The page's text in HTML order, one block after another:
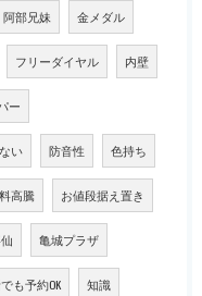
阿部兄妹 金メダル
フリーダイヤル 内壁
ー
い 防音性 色持ち
高騰 お値段据え置き
亀城プラザ
も予約OK 知識